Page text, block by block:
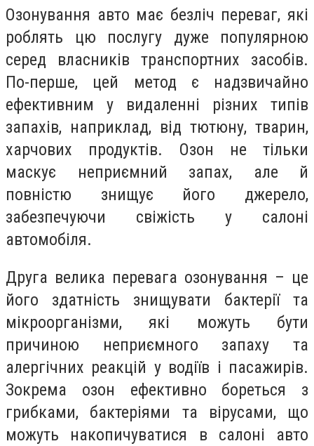
Озонування авто має безліч переваг, які
роблять цю послугу дуже популярною
серед власників транспортних засобів.
По-перше, цей метод є надзвичайно
ефективним у видаленні різних типів
запахів, наприклад, від тютюну, тварин,
харчових продуктів. Озон не тільки
маскує неприємний запах, але й
повністю знищує його джерело,
забезпечуючи свіжість у салоні
автомобіля.
Друга велика перевага озонування – це
його здатність знищувати бактерії та
мікроорганізми, які можуть бути
причиною неприємного запаху та
алергічних реакцій у водіїв і пасажирів.
Зокрема озон ефективно бореться з
грибками, бактеріями та вірусами, що
можуть накопичуватися в салоні авто